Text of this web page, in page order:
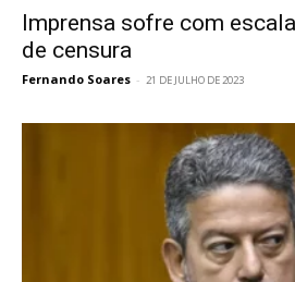
Imprensa sofre com
de censura
Fernando Soares - 21 DE JULHO DE 2023